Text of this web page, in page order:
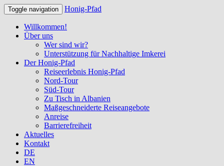
Toggle navigation Honig-Pfad
Willkommen!
Über uns
Wer sind wir?
Unterstützung für Nachhaltige Imkerei
Der Honig-Pfad
Reiseerlebnis Honig-Pfad
Nord-Tour
Süd-Tour
Zu Tisch in Albanien
Maßgeschneiderte Reiseangebote
Anreise
Barrierefreiheit
Aktuelles
Kontakt
DE
EN